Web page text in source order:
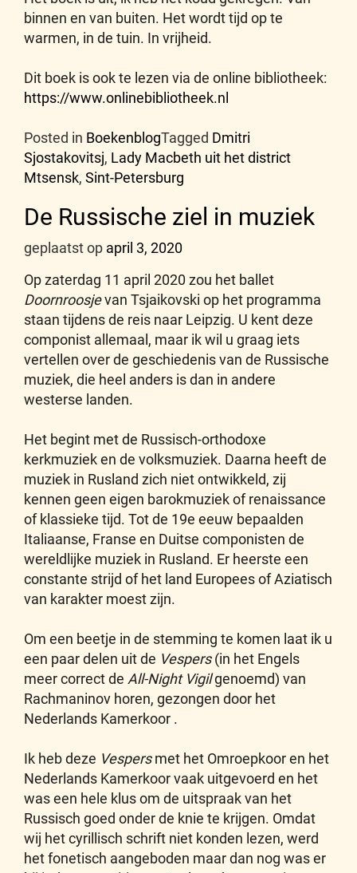
binnen en van buiten. Het wordt tijd op te
warmen, in de tuin. In vrijheid.
Dit boek is ook te lezen via de online bibliotheek:
https://www.onlinebibliotheek.nl
Posted in BoekenblogTagged Dmitri
Sjostakovitsj, Lady Macbeth uit het district
Mtsensk, Sint-Petersburg
De Russische ziel in muziek
geplaatst op april 3, 2020
Op zaterdag 11 april 2020 zou het ballet
Doornroosjevan Tsjaikovski op het programma
staan tijdens de reis naar Leipzig. U kent deze
componist allemaal, maar ik wil u graag iets
vertellen over de geschiedenis van de Russische
muziek, die heel anders is dan in andere
westerse landen.
Het begint met de Russisch-orthodoxe
kerkmuziek en de volksmuziek. Daarna heeft de
muziek in Rusland zich niet ontwikkeld, zij
kennen geen eigen barokmuziek of renaissance
of klassieke tijd. Tot de 19e eeuw bepaalden
Italiaanse, Franse en Duitse componisten de
wereldlijke muziek in Rusland. Er heerste een
constante strijd of het land Europees of Aziatisch
van karakter moest zijn.
Om een beetje in de stemming te komen laat ik u
een paar delen uit de Vespers(in het Engels
meer correct de All-Night Vigilgenoemd) van
Rachmaninov horen, gezongen door het
Nederlands Kamerkoor .
Ik heb deze Vespersmet het Omroepkoor en het
Nederlands Kamerkoor vaak uitgevoerd en het
was een hele klus om de uitspraak van het
Russisch goed onder de knie te krijgen. Omdat
wij het cyrillisch schrift niet konden lezen, werd
het fonetisch aangeboden maar dan nog was er